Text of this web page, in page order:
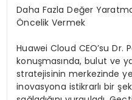
Daha Fazla Değer
Öncelik Vermek
Huawei Cloud CEO’su Dr.
konuşmasında, bulut ve
stratejisinin merkezinde
inovasyona istikrarlı bir